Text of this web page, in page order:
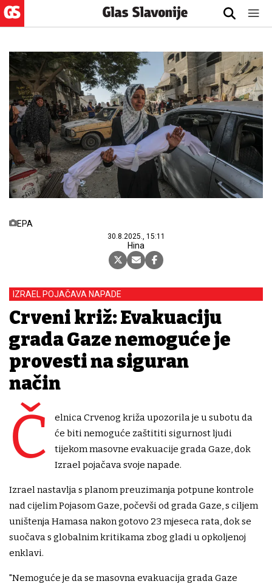
EPA
30.8.2025., 15:11
Hina
IZRAEL POJAČAVA NAPADE
Crveni križ: Evakuaciju
grada Gaze nemoguće je
provesti na siguran
način
Č
elnica Crvenog križa upozorila je u subotu da
će biti nemoguće zaštititi sigurnost ljudi
tijekom masovne evakuacije grada Gaze, dok
Izrael pojačava svoje napade.
Izrael nastavlja s planom preuzimanja potpune kontrole
nad cijelim Pojasom Gaze, počevši od grada Gaze, s ciljem
uništenja Hamasa nakon gotovo 23 mjeseca rata, dok se
suočava s globalnim kritikama zbog gladi u opkoljenoj
enklavi.
"Nemoguće je da se masovna evakuacija grada Gaze